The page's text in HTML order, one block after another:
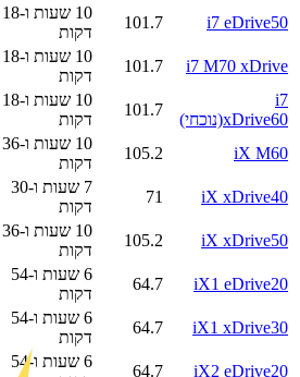
i7 eDrive50
101.7
10 שעות ו-18
דקות
i7 M70 xDrive
101.7
10 שעות ו-18
דקות
i7
xDrive60(נוכחי)
101.7
10 שעות ו-18
דקות
iX M60
105.2
10 שעות ו-36
דקות
iX xDrive40
71
7 שעות ו-30
דקות
iX xDrive50
105.2
10 שעות ו-36
דקות
iX1 eDrive20
64.7
6 שעות ו-54
דקות
iX1 xDrive30
64.7
6 שעות ו-54
דקות
iX2 eDrive20
64.7
6 שעות ו-54